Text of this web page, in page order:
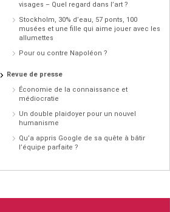
visages – Quel regard dans l’art ?
Stockholm, 30% d’eau, 57 ponts, 100
musées et une fille qui aime jouer avec les
allumettes
Pour ou contre Napoléon ?
Revue de presse
Économie de la connaissance et
médiocratie
Un double plaidoyer pour un nouvel
humanisme
Qu’a appris Google de sa quête à bâtir
l’équipe parfaite ?